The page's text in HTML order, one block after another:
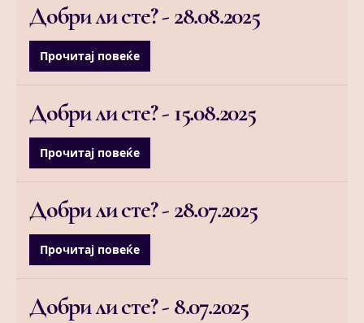
Добри ли сте? -28.08.2025
Прочитај повеќе
Добри ли сте? -15.08.2025
Прочитај повеќе
Добри ли сте? -28.07.2025
Прочитај повеќе
Добри ли сте? -8.07.2025